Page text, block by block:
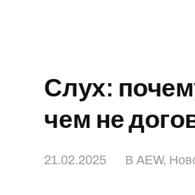
Слух:
чем не
21.02.2025 ВAEW,